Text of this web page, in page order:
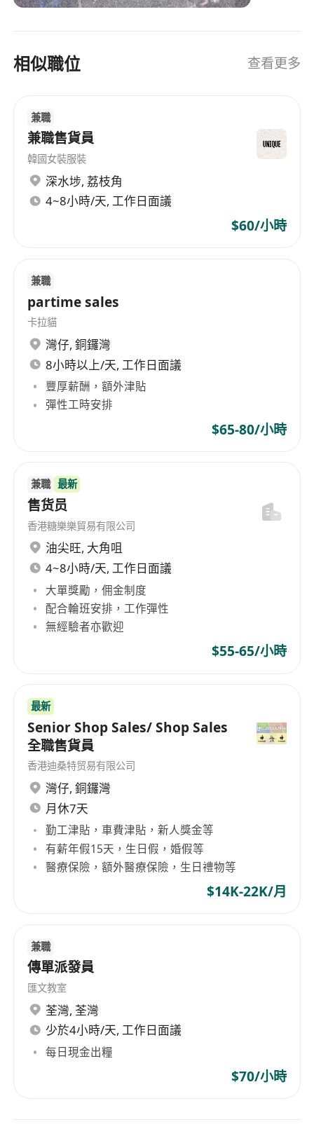
相似職位 查看更多
兼職
兼職售貨員
韓國女裝服裝
深水埗, 荔枝角
4~8小時/天, 工作日面議
$60/小時
兼職
partime sales
卡拉貓
灣仔, 銅鑼灣
8小時以上/天, 工作日面議
豐厚薪酬，額外津貼
彈性工時安排
$65-80/小時
兼職 最新
售货员
香港糖樂樂貿易有限公司
油尖旺, 大角咀
4~8小時/天, 工作日面議
大單獎勵，佣金制度
配合輪班安排，工作彈性
無經驗者亦歡迎
$55-65/小時
最新
Senior Shop Sales/ Shop Sales
全職售貨員
香港迪桑特贸易有限公司
灣仔, 銅鑼灣
月休7天
勤工津貼，車費津貼，新人獎金等
有薪年假15天，生日假，婚假等
醫療保險，額外醫療保險，生日禮物等
$14K-22K/月
兼職
傳單派發員
匯文教室
荃灣, 荃灣
少於4小時/天, 工作日面議
每日現金出糧
$70/小時